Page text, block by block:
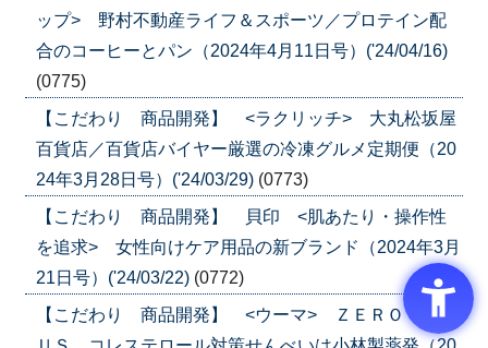
ップ> 野村不動産ライフ＆スポーツ／プロテイン配
合のコーヒーとパン（2024年4月11日号）('24/04/16)
(0775)
【こだわり 商品開発】 <ラクリッチ> 大丸松坂屋
百貨店／百貨店バイヤー厳選の冷凍グルメ定期便（20
24年3月28日号）('24/03/29) (0773)
【こだわり 商品開発】 貝印 <肌あたり・操作性
を追求> 女性向けケア用品の新ブランド（2024年3月
21日号）('24/03/22) (0772)
【こだわり 商品開発】 <ウーマ> ＺＥＲＯ ＰＬ